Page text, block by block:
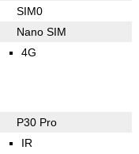
SIM0
Nano SIM
4G
P30 Pro
IR